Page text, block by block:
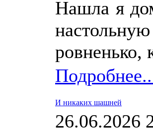
Нашла я
ровненько,
И никаких шашней
26.06.2026